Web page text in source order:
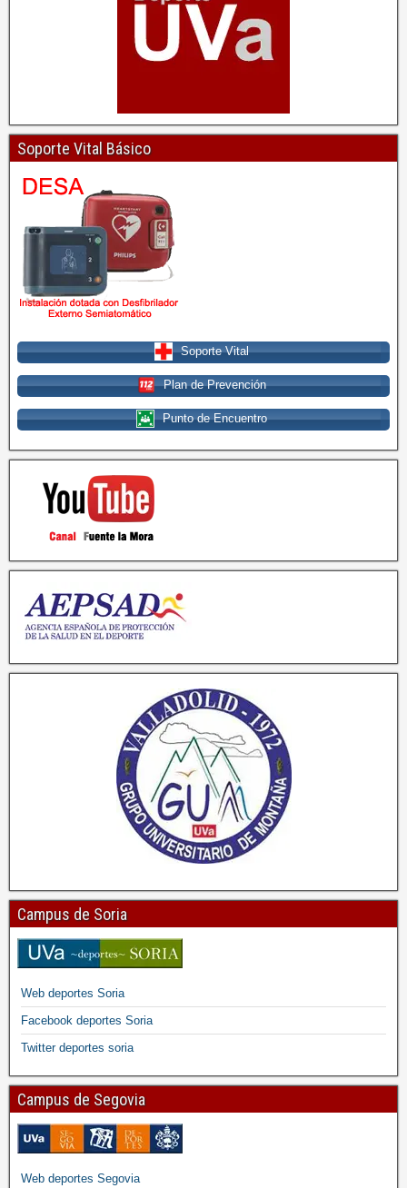
Soporte Vital Básico
Soporte Vital
Plan de Prevención
Punto de Encuentro
Campus de Soria
Web deportes Soria
Facebook deportes Soria
Twitter deportes soria
Campus de Segovia
Web deportes Segovia